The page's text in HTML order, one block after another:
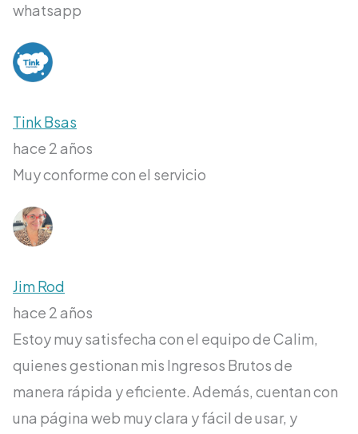
whatsapp
Tink Bsas
hace 2 años
Muy conforme con el servicio
Jim Rod
hace 2 años
Estoy muy satisfecha con el equipo de Calim,
quienes gestionan mis Ingresos Brutos de
manera rápida y eficiente. Además, cuentan con
una página web muy clara y fácil de usar, y